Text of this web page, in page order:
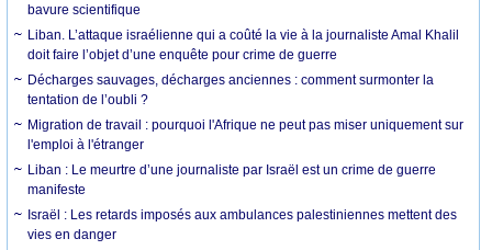
bavure scientifique
Liban. L’attaque israélienne qui a coûté la vie à la journaliste Amal Khalil
doit faire l’objet d’une enquête pour crime de guerre
Décharges sauvages, décharges anciennes : comment surmonter la
tentation de l’oubli ?
Migration de travail : pourquoi l'Afrique ne peut pas miser uniquement sur
l'emploi à l'étranger
Liban : Le meurtre d’une journaliste par Israël est un crime de guerre
manifeste
Israël : Les retards imposés aux ambulances palestiniennes mettent des
vies en danger